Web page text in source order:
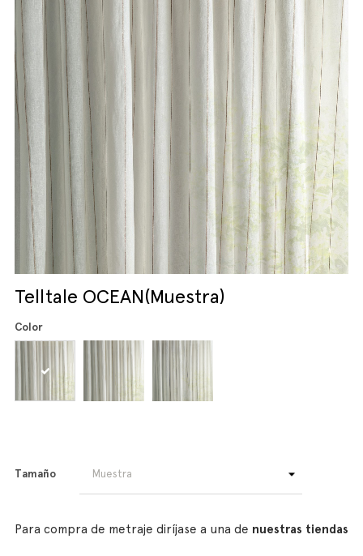
Telltale OCEAN(Muestra)
Color
Tamaño
Para compra de metraje diríjase a una de nuestras tiendas